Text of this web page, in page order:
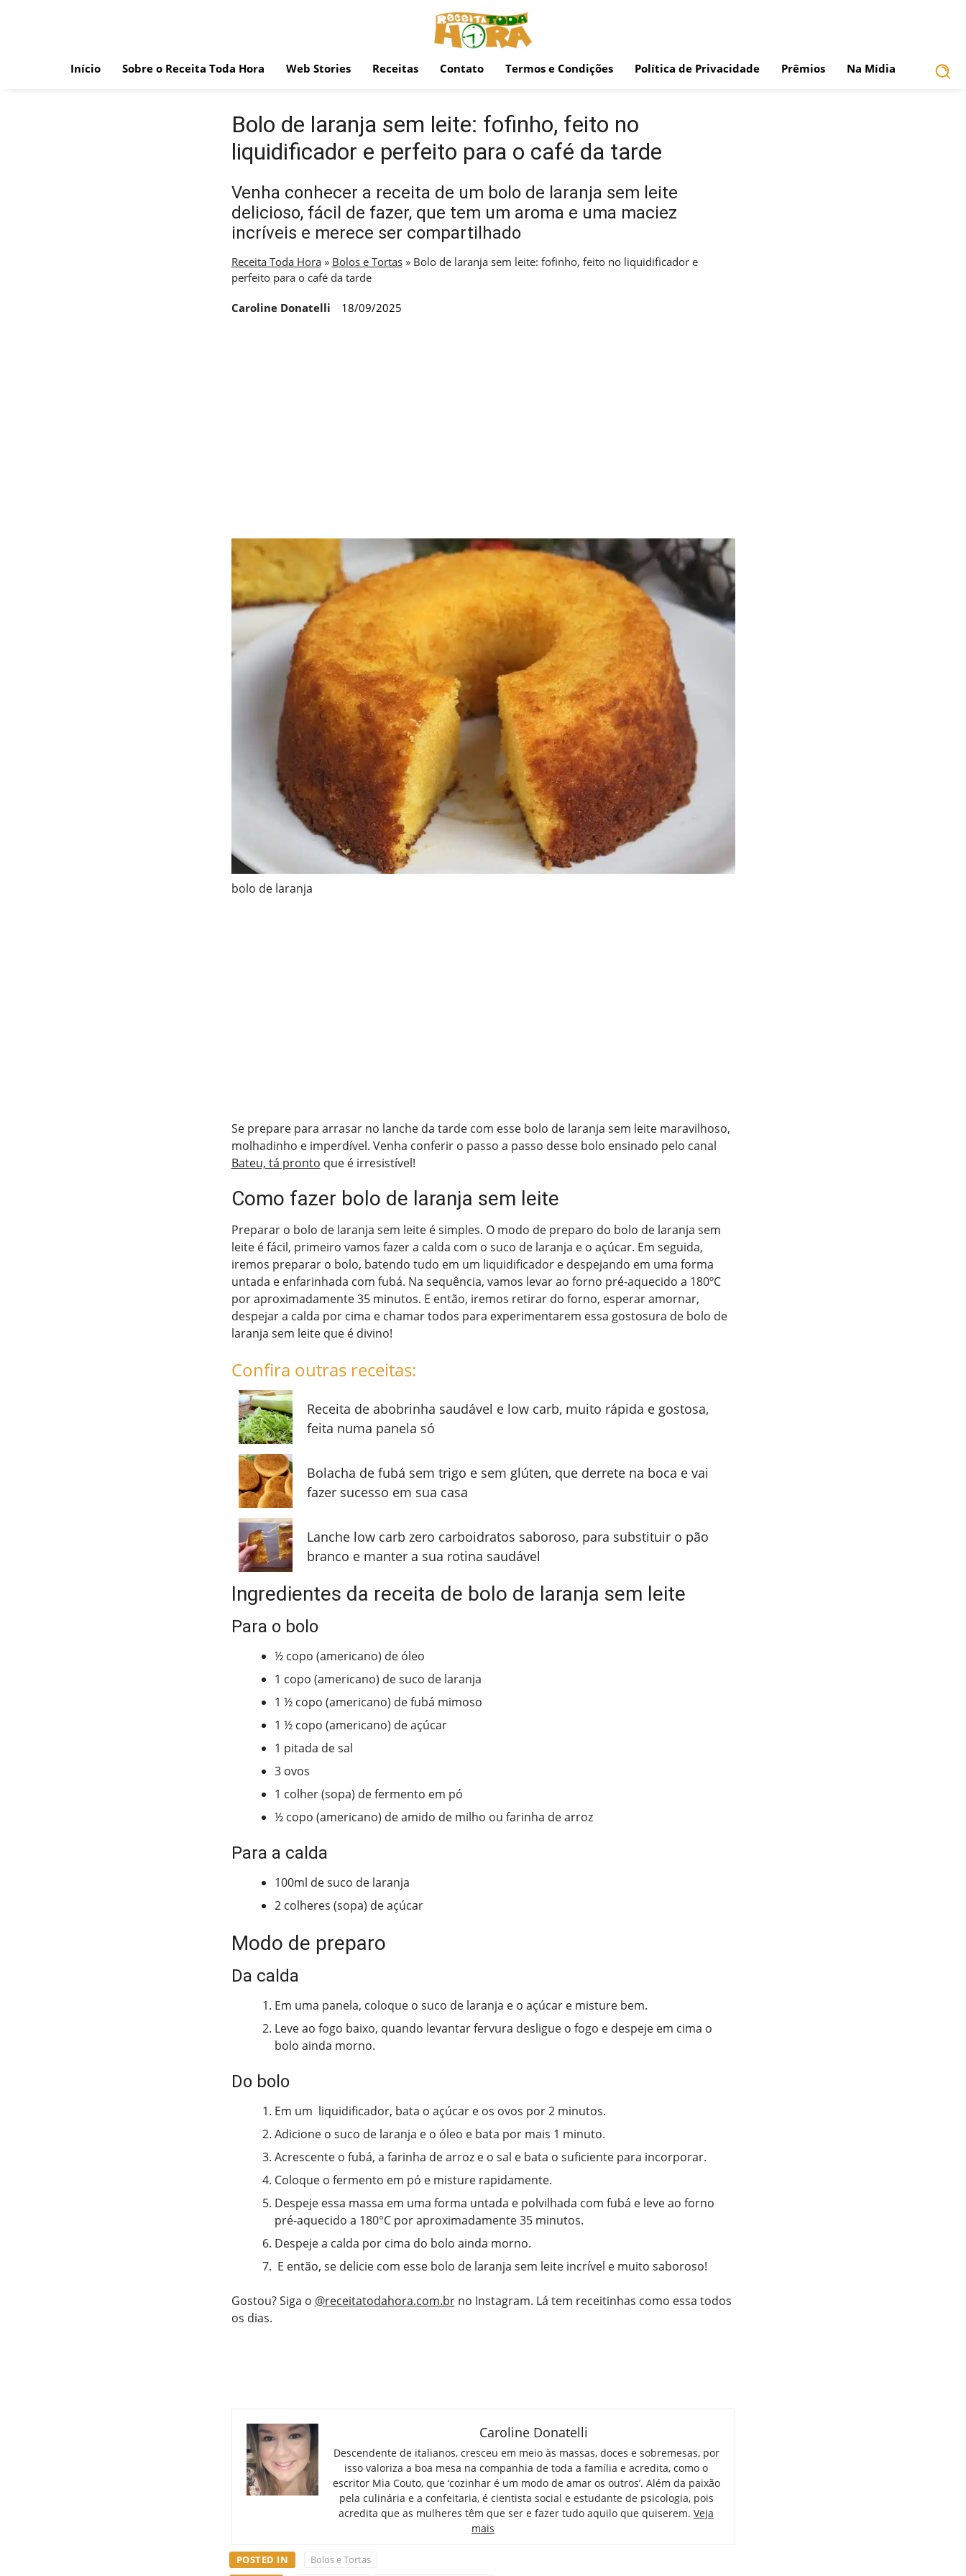
Início Sobre o Receita Toda Hora Web Stories Receitas Contato Termos e Condições Política de Privacidade Prêmios Na Mídia
Bolo de laranja sem leite: fofinho, feito no
liquidificador e perfeito para o café da tarde
Venha conhecer a receita de um bolo de laranja sem leite
delicioso, fácil de fazer, que tem um aroma e uma maciez
incríveis e merece ser compartilhado
Receita Toda Hora» Bolos e Tortas» Bolo de laranja sem leite: fofinho, feito no liquidificador e
perfeito para o café da tarde
Caroline Donatelli 18/09/2025
bolo de laranja
Se prepare para arrasar no lanche da tarde com esse bolo de laranja sem leite maravilhoso,
molhadinho e imperdível. Venha conferir o passo a passo desse bolo ensinado pelo canal
Bateu, tá pronto que é irresistível!
Como fazer bolo de laranja sem leite
Preparar o bolo de laranja sem leite é simples. O modo de preparo do bolo de laranja sem
leite é fácil, primeiro vamos fazer a calda com o suco de laranja e o açúcar. Em seguida,
iremos preparar o bolo, batendo tudo em um liquidificador e despejando em uma forma
untada e enfarinhada com fubá. Na sequência, vamos levar ao forno pré-aquecido a 180ºC
por aproximadamente 35 minutos. E então, iremos retirar do forno, esperar amornar,
despejar a calda por cima e chamar todos para experimentarem essa gostosura de bolo de
laranja sem leite que é divino!
Confira outras receitas:
Receita de abobrinha saudável e low carb, muito rápida e gostosa,
feita numa panela só
Bolacha de fubá sem trigo e sem glúten, que derrete na boca e vai
fazer sucesso em sua casa
Lanche low carb zero carboidratos saboroso, para substituir o pão
branco e manter a sua rotina saudável
Ingredientes da receita de bolo de laranja sem leite
Para o bolo
½ copo (americano) de óleo
1 copo (americano) de suco de laranja
1 ½ copo (americano) de fubá mimoso
1 ½ copo (americano) de açúcar
1 pitada de sal
3 ovos
1 colher (sopa) de fermento em pó
½ copo (americano) de amido de milho ou farinha de arroz
Para a calda
100ml de suco de laranja
2 colheres (sopa) de açúcar
Modo de preparo
Da calda
Em uma panela, coloque o suco de laranja e o açúcar e misture bem.
Leve ao fogo baixo, quando levantar fervura desligue o fogo e despeje em cima o
bolo ainda morno.
Do bolo
Em um liquidificador, bata o açúcar e os ovos por 2 minutos.
Adicione o suco de laranja e o óleo e bata por mais 1 minuto.
Acrescente o fubá, a farinha de arroz e o sal e bata o suficiente para incorporar.
Coloque o fermento em pó e misture rapidamente.
Despeje essa massa em uma forma untada e polvilhada com fubá e leve ao forno
pré-aquecido a 180°C por aproximadamente 35 minutos.
Despeje a calda por cima do bolo ainda morno.
E então, se delicie com esse bolo de laranja sem leite incrível e muito saboroso!
Gostou? Siga o @receitatodahora.com.brno Instagram. Lá tem receitinhas como essa todos
os dias.
Caroline Donatelli
Descendente de italianos, cresceu em meio às massas, doces e sobremesas, por
isso valoriza a boa mesa na companhia de toda a família e acredita, como o
escritor Mia Couto, que ‘cozinhar é um modo de amar os outros’. Além da paixão
pela culinária e a confeitaria, é cientista social e estudante de psicologia, pois
acredita que as mulheres têm que ser e fazer tudo aquilo que quiserem. Veja
mais
POSTED IN
Bolos e Tortas